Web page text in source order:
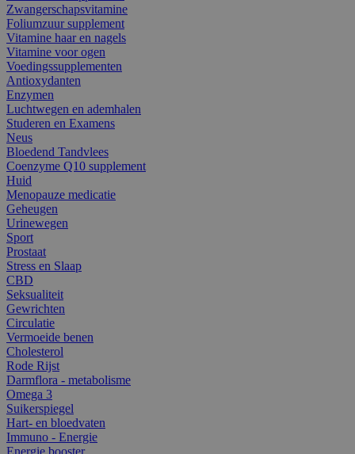
Zwangerschapsvitamine
Foliumzuur supplement
Vitamine haar en nagels
Vitamine voor ogen
Voedingssupplementen
Antioxydanten
Enzymen
Luchtwegen en ademhalen
Studeren en Examens
Neus
Bloedend Tandvlees
Coenzyme Q10 supplement
Huid
Menopauze medicatie
Geheugen
Urinewegen
Sport
Prostaat
Stress en Slaap
CBD
Seksualiteit
Gewrichten
Circulatie
Vermoeide benen
Cholesterol
Rode Rijst
Darmflora - metabolisme
Omega 3
Suikerspiegel
Hart- en bloedvaten
Immuno - Energie
Energie booster